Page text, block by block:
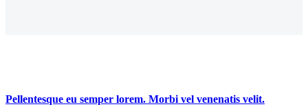
Pellentesque eu semper lorem. Morbi vel venenatis velit.